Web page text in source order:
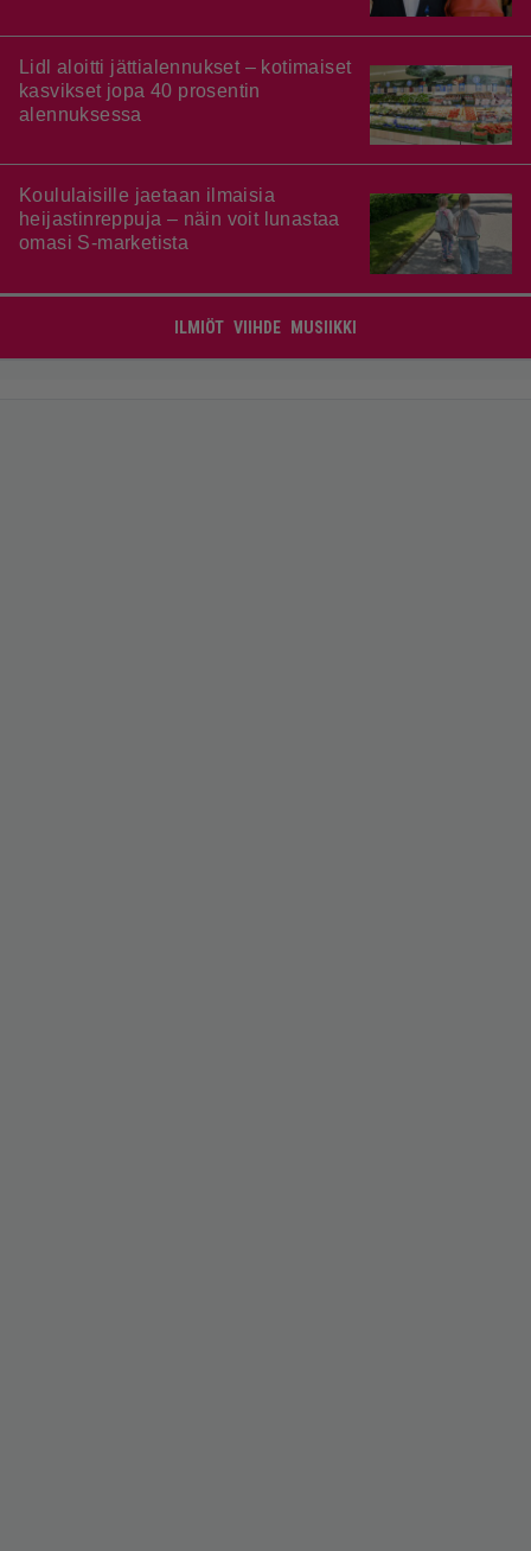
Lidl aloitti jättialennukset – kotimaiset
kasvikset jopa 40 prosentin
alennuksessa
Koululaisille jaetaan ilmaisia
heijastinreppuja – näin voit lunastaa
omasi S-marketista
ILMIÖT VIIHDE MUSIIKKI